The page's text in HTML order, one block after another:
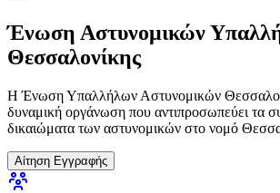
Ένωση Αστυνομικών
Θεσσαλονίκης
Η Ένωση Υπαλλήλων Αστυνομικών
δυναμική οργάνωση που αντιπροσωπεύει τα
δικαιώματα των αστυνομικών στο νομό
Αίτηση Εγγραφής